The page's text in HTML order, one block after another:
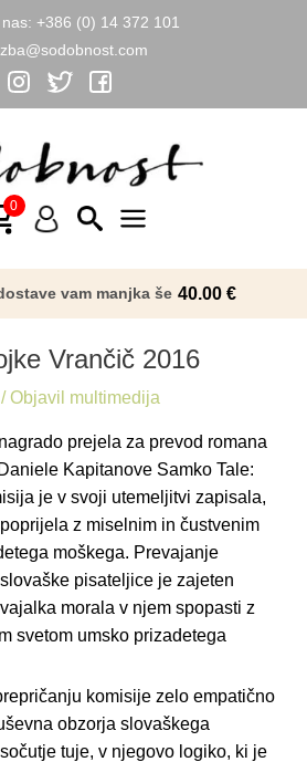
+386 (0) 14 372 101
Menu
vam manjka še 40.00 €
Vrančič 2016
/ Objavil multimedija
prejela za prevod romana
Kapitanove Samko Tale:
je v svoji utemeljitvi zapisala,
z miselnim in čustvenim
moškega. Prevajanje
pisateljice je zajeten
morala v njem spopasti z
svetom umsko prizadetega
komisije zelo empatično
obzorja slovaškega
tuje, v njegovo logiko, ki je